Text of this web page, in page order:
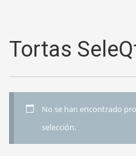
Tortas
No se han encontrado
selección.